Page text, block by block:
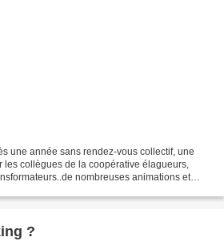
une année sans rendez-vous collectif, une
collègues de la coopérative élagueurs,
nombreuses animations et
?